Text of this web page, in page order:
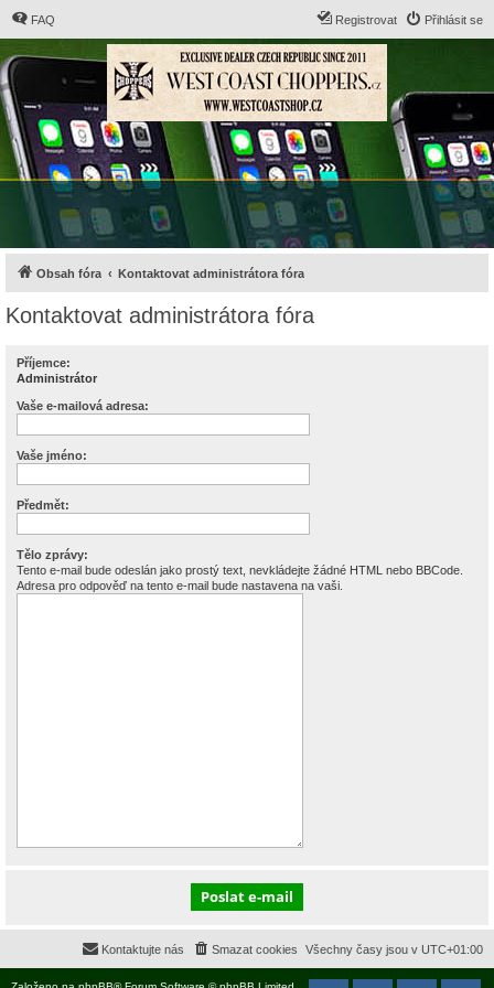
FAQ Přihlásit se
Registrovat
Obsah fóra Kontaktovat administrátora fóra
Kontaktovat administrátora fóra
Příjemce:
Administrátor
Vaše e-mailová adresa:
Vaše jméno:
Předmět:
Tělo zprávy:
Tento e-mail bude odeslán jako prostý text, nevkládejte žádné HTML nebo BBCode.
Adresa pro odpověď na tento e-mail bude nastavena na vaši.
Všechny časy jsou v UTC+01:00
Smazat cookies
Kontaktujte nás